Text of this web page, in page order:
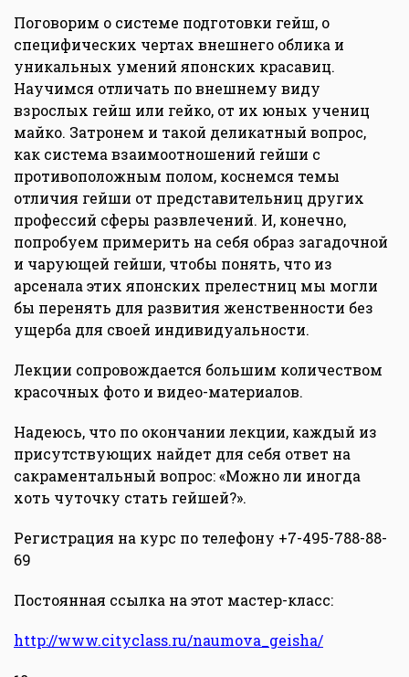
Поговорим о системе подготовки гейш, о
специфических чертах внешнего облика и
уникальных умений японских красавиц.
Научимся отличать по внешнему виду
взрослых гейш или гейко, от их юных учениц
майко. Затронем и такой деликатный вопрос,
как система взаимоотношений гейши с
противоположным полом, коснемся темы
отличия гейши от представительниц других
профессий сферы развлечений. И, конечно,
попробуем примерить на себя образ загадочной
и чарующей гейши, чтобы понять, что из
арсенала этих японских прелестниц мы могли
бы перенять для развития женственности без
ущерба для своей индивидуальности.
Лекции сопровождается большим количеством
красочных фото и видео-материалов.
Надеюсь, что по окончании лекции, каждый из
присутствующих найдет для себя ответ на
сакраментальный вопрос: «Можно ли иногда
хоть чуточку стать гейшей?».
Регистрация на курс по телефону +7-495-788-88-
69
Постоянная ссылка на этот мастер-класс:
http://www.cityclass.ru/naumova_geisha/